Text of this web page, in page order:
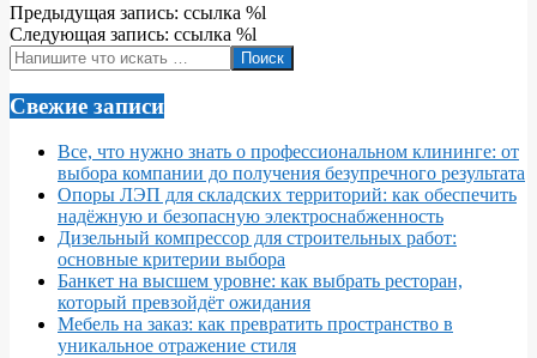
2024-
04-
19
Предыдущая запись: ссылка %l
Следующая запись: ссылка %l
Поиск
Свежие записи
Все, что нужно знать о профессиональном клининге: от
выбора компании до получения безупречного результата
Опоры ЛЭП для складских территорий: как обеспечить
надёжную и безопасную электроснабженность
Дизельный компрессор для строительных работ:
основные критерии выбора
Банкет на высшем уровне: как выбрать ресторан,
который превзойдёт ожидания
Мебель на заказ: как превратить пространство в
уникальное отражение стиля